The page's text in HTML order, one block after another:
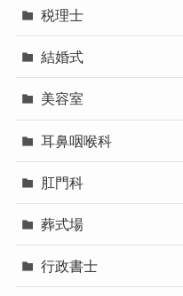
税理士
結婚式
美容室
耳鼻咽喉科
肛門科
葬式場
行政書士